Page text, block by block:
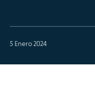
5 Enero 2024